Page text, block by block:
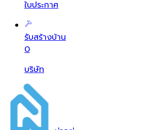
ใบประกาศ
รับสร้างบ้าน
0
บริษัท